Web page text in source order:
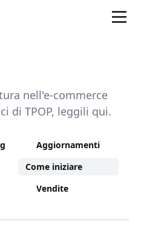
nell'e-commerce
di TPOP, leggili qui.
Aggiornamenti
Come iniziare
Vendite